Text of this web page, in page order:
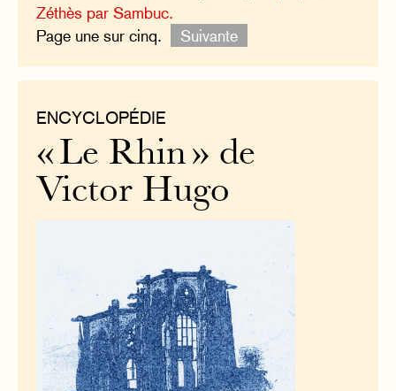
Zéthès par Sambuc.
Page une sur cinq.
Suivante
ENCYCLOPÉDIE
« Le Rhin » de
Victor Hugo